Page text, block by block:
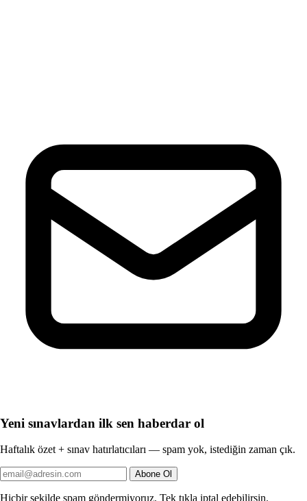
Yeni sınavlardan ilk sen haberdar ol
Haftalık özet + sınav hatırlatıcıları — spam yok, istediğin zaman çık.
Abone Ol
Hiçbir şekilde spam göndermiyoruz. Tek tıkla iptal edebilirsin.